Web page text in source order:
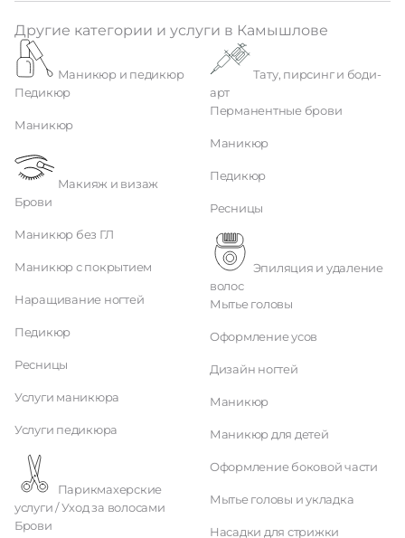
Другие категории и услуги в Камышлове
Маникюр и педикюр
Педикюр
Маникюр
Макияж и визаж
Брови
Маникюр без ГЛ
Маникюр с покрытием
Наращивание ногтей
Педикюр
Ресницы
Услуги маникюра
Услуги педикюра
услуги / Уход за волосами
Брови
арт
Перманентные брови
Маникюр
Педикюр
Ресницы
волос
Мытье головы
Оформление усов
Дизайн ногтей
Маникюр
Маникюр для детей
Оформление боковой части
Мытье головы и укладка
Насадки для стрижки